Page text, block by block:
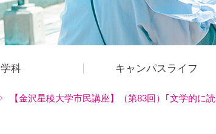
学科 キャンパスライフ
【金沢星稜大学市民講座】（第83回）｢文学的に